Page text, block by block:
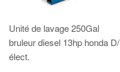
Unité de lavage 250Gal
bruleur diesel 13hp honda D/
élect.